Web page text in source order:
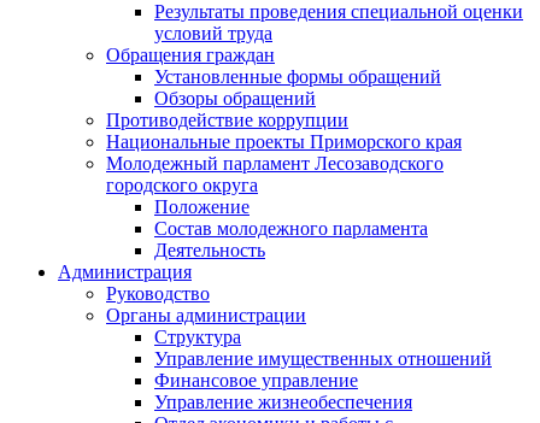
Результаты проведения специальной оценки
условий труда
Обращения граждан
Установленные формы обращений
Обзоры обращений
Противодействие коррупции
Национальные проекты Приморского края
Молодежный парламент Лесозаводского
городского округа
Положение
Состав молодежного парламента
Деятельность
Администрация
Руководство
Органы администрации
Структура
Управление имущественных отношений
Финансовое управление
Управление жизнеобеспечения